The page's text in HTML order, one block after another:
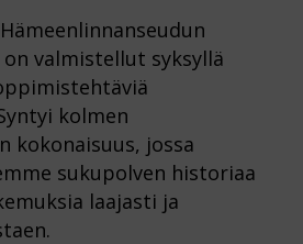
valmistellut syksyllä
kolmen
kokonaisuus, jossa
sukupolven historiaa
laajasti ja